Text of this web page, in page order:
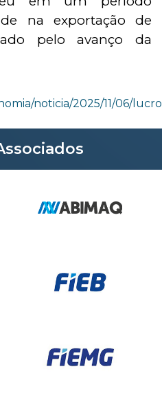
na exportação de
pelo avanço da
noticia/2025/11/06/